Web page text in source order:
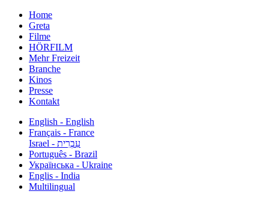
Home
Greta
Filme
HÖRFILM
Mehr Freizeit
Branche
Kinos
Presse
Kontakt
English - English
Français - France
עִבְרִית - Israel
Português - Brazil
Українська - Ukraine
Englis - India
Multilingual